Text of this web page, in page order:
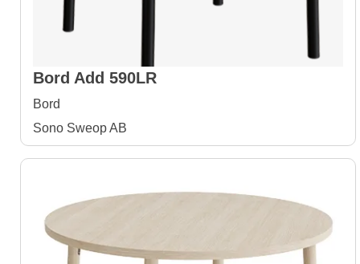
Bord Add 590LR
Bord
Sono Sweop AB